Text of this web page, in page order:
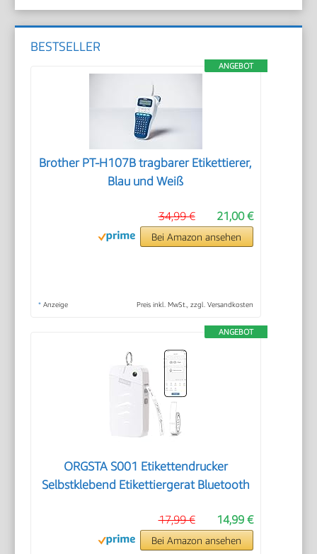
BESTSELLER
ANGEBOT
Brother PT-H107B tragbarer Etikettierer,
Blau und Weiß
21,00 €
34,99 €
Bei Amazon ansehen
* Anzeige Preis inkl. MwSt., zzgl. Versandkosten
ANGEBOT
ORGSTA S001 Etikettendrucker
Selbstklebend Etikettiergerat Bluetooth
14,99 €
17,99 €
Bei Amazon ansehen